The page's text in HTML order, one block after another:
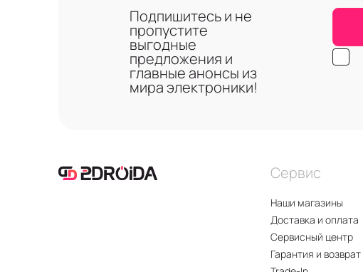
Подпишитесь и не
пропустите
выгодные
предложения и
главные анонсы из
мира электроники!
Сервис
Наши магазины
Доставка и оплата
Сервисный центр
Гарантия и возврат